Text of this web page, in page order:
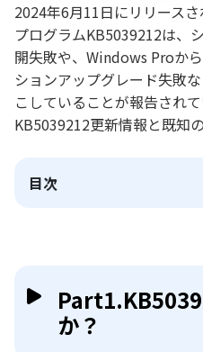
2024年6月11日にリリース
プログラムKB5039212は、
開失敗や、Windows Proか
ションアップグレード失敗
こしていることが報告され
KB5039212更新情報と既知
目次
か？